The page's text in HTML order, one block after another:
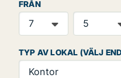
FRÅN
TYP AV LOKAL (VÄLJ
Kontor